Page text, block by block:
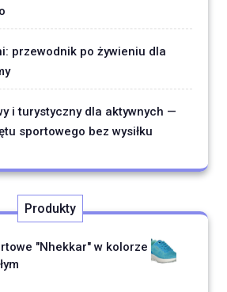
przewodnik po żywieniu dla
i turystyczny dla aktywnych —
sportowego bez wysiłku
Produkty
"Nhekkar" w kolorze